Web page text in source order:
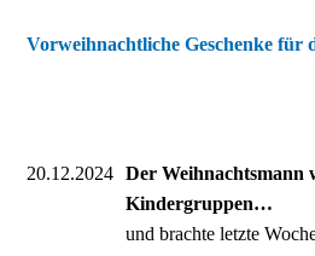
Vorweihnachtliche Geschenke für
20.12.2024
Der Weihnachtsmann
Kindergruppen…
und brachte letzte